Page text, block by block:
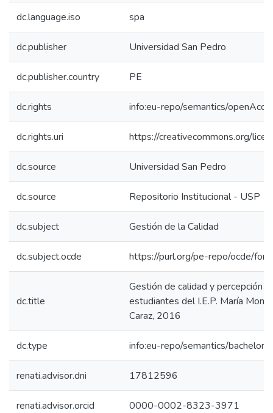
dc.language.iso spa
dc.publisher Universidad San Pedro
dc.publisher.country PE
dc.rights info:eu-repo/semantics/
dc.rights.uri https://creativecommons.org/
dc.source Universidad San Pedro
dc.source Repositorio Institucional - USP
dc.subject Gestión de la Calidad
dc.subject.ocde https://purl.org/pe-repo/ocde/
dc.title
Gestión de calidad y percepción
estudiantes del I.E.P. María
Caraz, 2016
dc.type info:eu-repo/semantics/
renati.advisor.dni 17812596
renati.advisor.orcid 0000-0002-8323-3971